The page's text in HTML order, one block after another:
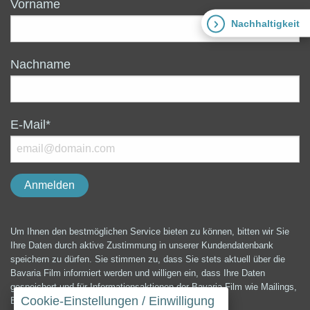
Cookie-Einstellungen / Einwilligung
Nachhaltigkeit
Vorname
Nachname
E-Mail*
Um Ihnen den bestmöglichen Service bieten zu können, bitten wir Sie
Ihre Daten durch aktive Zustimmung in unserer Kundendatenbank
speichern zu dürfen. Sie stimmen zu, dass Sie stets aktuell über die
Bavaria Film informiert werden und willigen ein, dass Ihre Daten
gespeichert und für Informationsaktionen der Bavaria Film wie Mailings,
E-Mails, Newsletter etc. verwendet werden können.